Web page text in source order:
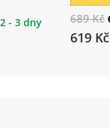
2 - 3 dny 689 Kč
619 Kč